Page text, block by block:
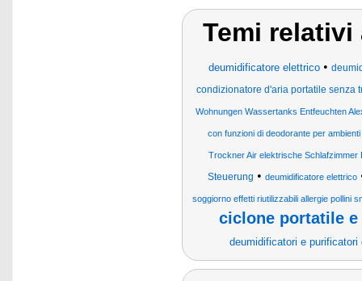
Temi
deumidificatore elettrico •
condizionatore d'aria portatile senza
Wohnungen Wassertanks Entfeuchten
con funzioni di deodorante per ambienti
Trockner Air elektrische
Steuerung • deumidificatore elettrico
soggiorno effetti riutilizzabili allergie pollini
ciclone portatile
deumidificatori e